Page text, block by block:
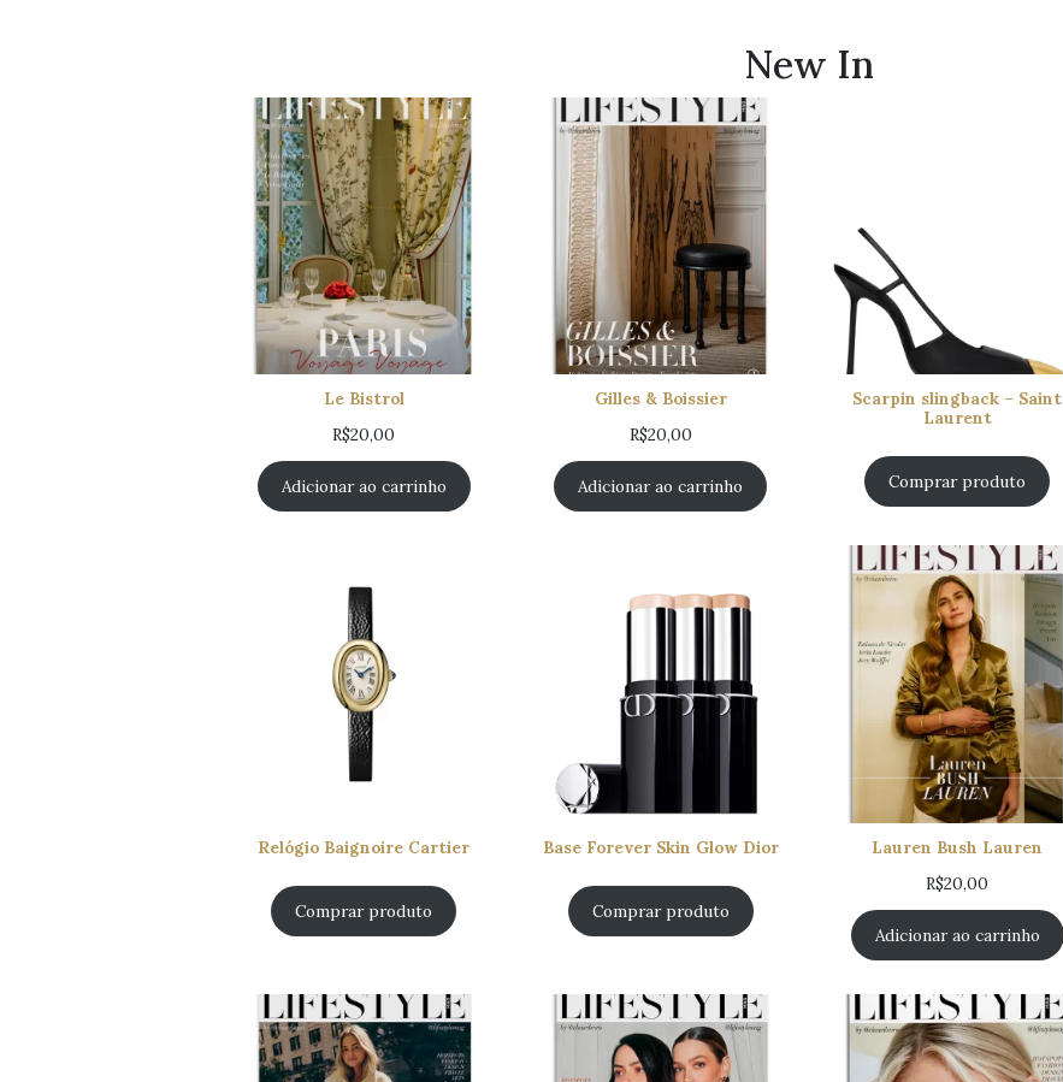
New In
Le Bistrol
R$20,00
Adicionar ao carrinho
Gilles & Boissier
R$20,00
Adicionar ao carrinho
Scarpin slingback – Saint
Laurent
Comprar produto
Relógio Baignoire Cartier
Comprar produto
Base Forever Skin Glow Dior
Comprar produto
Lauren Bush Lauren
R$20,00
Adicionar ao carrinho